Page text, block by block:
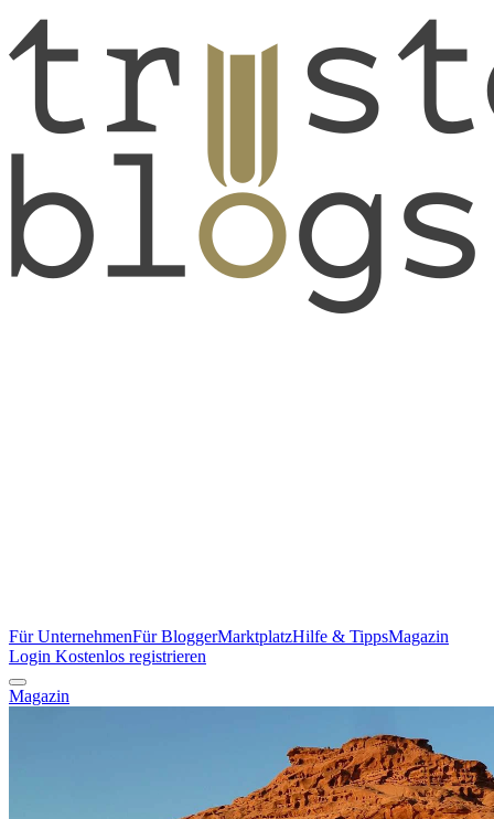
Für UnternehmenFür BloggerMarktplatzHilfe & TippsMagazin
Login Kostenlos registrieren
Magazin